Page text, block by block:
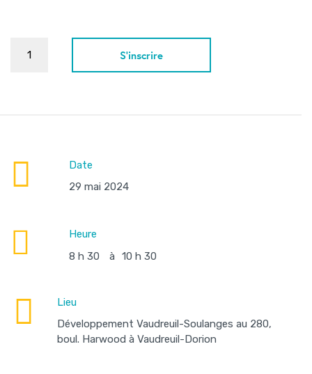
S'inscrire
Date
29 mai 2024
Heure
8 h 30
à 10 h 30
Lieu
Développement Vaudreuil-Soulanges au 280,
boul. Harwood à Vaudreuil-Dorion